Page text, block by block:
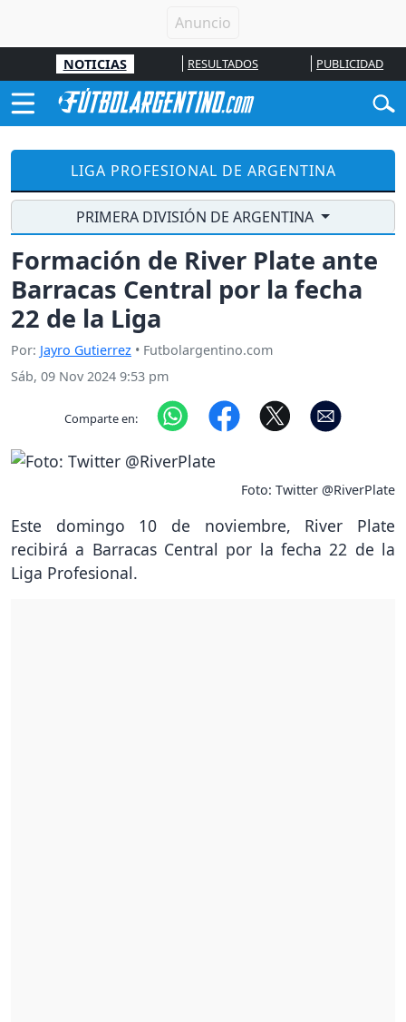
NOTICIAS RESULTADOS PUBLICIDAD
LIGA PROFESIONAL DE ARGENTINA
PRIMERA DIVISIÓN DE ARGENTINA
Formación de River Plate ante
Barracas Central por la fecha
22 de la Liga
Por: Jayro Gutierrez • Futbolargentino.com
Sáb, 09 Nov 2024 9:53 pm
Comparte en:
Foto: Twitter @RiverPlate
Este domingo 10 de noviembre, River Plate
recibirá a Barracas Central por la fecha 22 de la
Liga Profesional.